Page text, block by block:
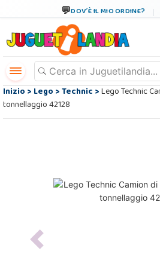
DOV´È IL MIO ORDINE?
Inizio>Lego>Technic>Lego Technic
tonnellaggio 42128
Previous